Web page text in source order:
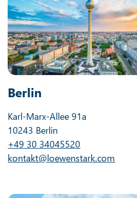
Berlin
Karl-Marx-Allee 91a
10243 Berlin
+49 30 34045520
kontakt@loewenstark.com